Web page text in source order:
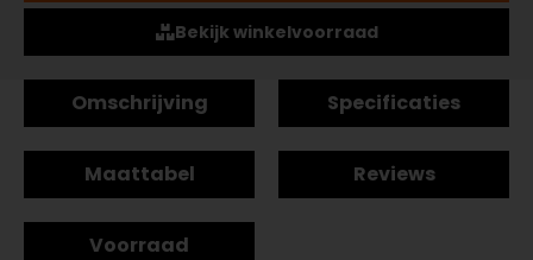
Bekijk winkelvoorraad
Omschrijving Specificaties
Maattabel Reviews
Voorraad